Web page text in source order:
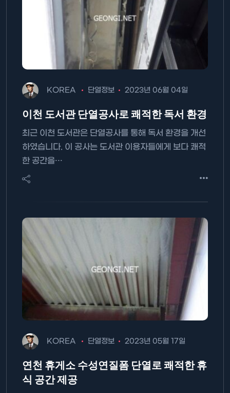
KOREA 단열정보 2023년 06월 04일
이천 도서관 단열공사로 쾌적한 독서 환경
최근 이천 도서관은 단열공사를 통해 독서 환경을 개선
하였습니다. 이 공사는 도서관 이용자들에게 보다 쾌적
한 공간을…
KOREA 단열정보 2023년 05월 17일
연천 휴게소 수성연질폼 단열로 쾌적한 휴
식 공간 제공